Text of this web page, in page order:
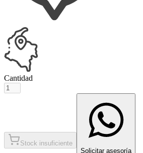
Cantidad
Stock insuficiente
Solicitar asesoría